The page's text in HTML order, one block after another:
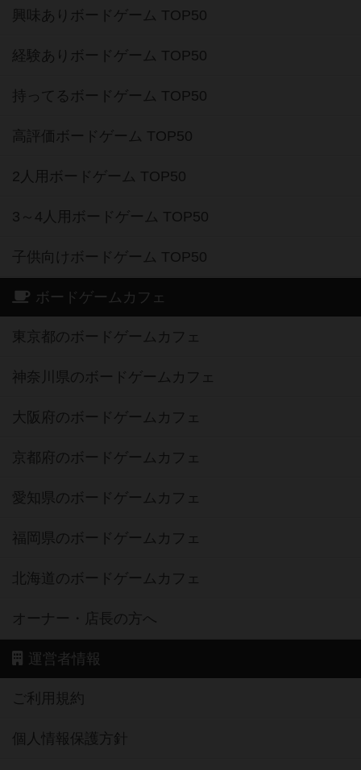
興味ありボードゲーム TOP50
経験ありボードゲーム TOP50
持ってるボードゲーム TOP50
高評価ボードゲーム TOP50
2人用ボードゲーム TOP50
3～4人用ボードゲーム TOP50
子供向けボードゲーム TOP50
ボードゲームカフェ
東京都のボードゲームカフェ
神奈川県のボードゲームカフェ
大阪府のボードゲームカフェ
京都府のボードゲームカフェ
愛知県のボードゲームカフェ
福岡県のボードゲームカフェ
北海道のボードゲームカフェ
オーナー・店長の方へ
運営者情報
ご利用規約
個人情報保護方針